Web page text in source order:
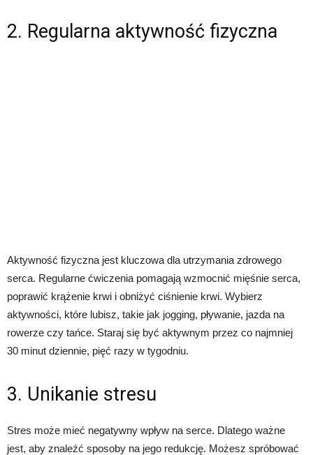
2. Regularna aktywność fizyczna
Aktywność fizyczna jest kluczowa dla utrzymania zdrowego
serca. Regularne ćwiczenia pomagają wzmocnić mięśnie serca,
poprawić krążenie krwi i obniżyć ciśnienie krwi. Wybierz
aktywności, które lubisz, takie jak jogging, pływanie, jazda na
rowerze czy tańce. Staraj się być aktywnym przez co najmniej
30 minut dziennie, pięć razy w tygodniu.
3. Unikanie stresu
Stres może mieć negatywny wpływ na serce. Dlatego ważne
jest, aby znaleźć sposoby na jego redukcję. Możesz spróbować